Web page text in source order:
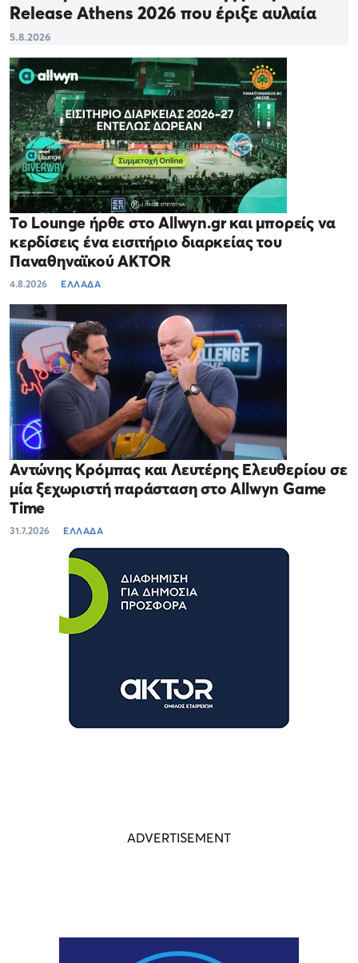
Release Athens 2026 που έριξε αυλαία
5.8.2026
Το Lounge ήρθε στο Allwyn.gr και μπορείς να
κερδίσεις ένα εισιτήριο διαρκείας του
Παναθηναϊκού AKTOR
4.8.2026 ΕΛΛΑΔΑ
Αντώνης Κρόμπας και Λευτέρης Ελευθερίου σε
μία ξεχωριστή παράσταση στο Allwyn Game
Time
31.7.2026 ΕΛΛΑΔΑ